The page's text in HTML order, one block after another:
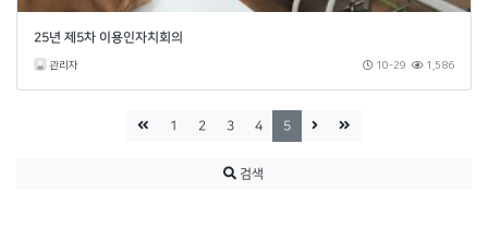
25년 제5차 이용인자치회의
관리자 10-29 1,586
1 2 3 4 5
검색